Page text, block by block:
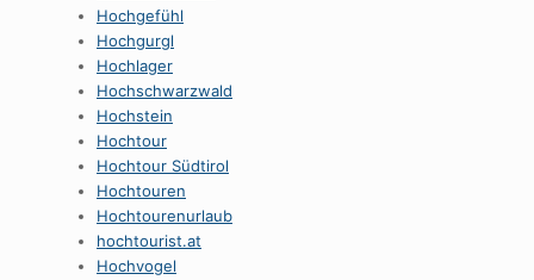
Hochgefühl
Hochgurgl
Hochlager
Hochschwarzwald
Hochstein
Hochtour
Hochtour Südtirol
Hochtouren
Hochtourenurlaub
hochtourist.at
Hochvogel